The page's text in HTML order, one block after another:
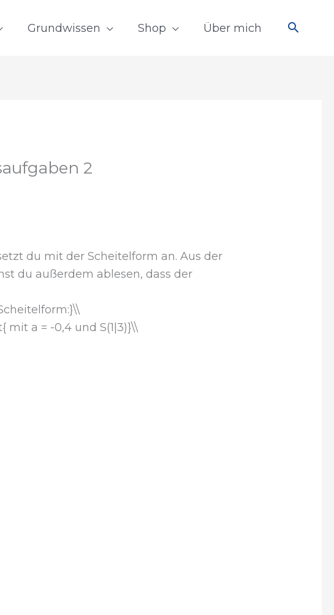
Grundwissen Shop Über mich
2
du mit der Scheitelform an. Aus der
du außerdem ablesen, dass der
mit a = -0,4 und S(1|3)}\\